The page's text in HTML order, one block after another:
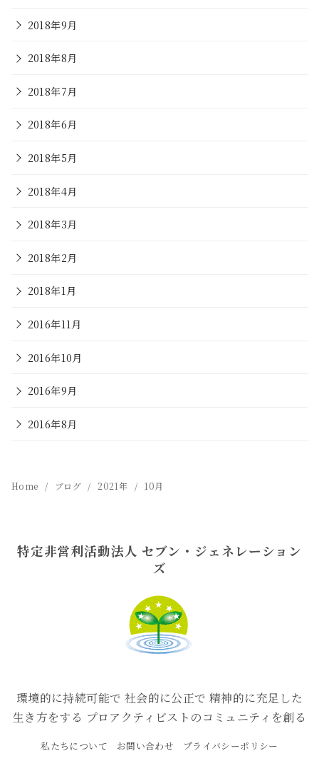
2018年9月
2018年8月
2018年7月
2018年6月
2018年5月
2018年4月
2018年3月
2018年2月
2018年1月
2016年11月
2016年10月
2016年9月
2016年8月
Home ブログ 2021年 10月
特定非営利活動法人 セブン・ジェネレーション
ズ
環境的に持続可能で 社会的に公正で 精神的に充足した
生き方をする プロアクティビストのコミュニティを創る
私たちについて お問い合わせ
プライバシーポリシー